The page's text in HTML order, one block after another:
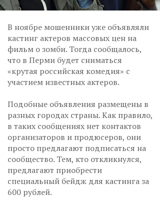
В ноябре мошенники уже объявляли
кастинг актеров массовых цен на
фильм о зомби. Тогда сообщалось,
что в Перми будет сниматься
«крутая российская комедия» с
участием известных актеров.
Подобные объявления размещены в
разных городах страны. Как правило,
в таких сообщениях нет контактов
организаторов и продюсеров, они
просто предлагают подписаться на
сообщество. Тем, кто откликнулся,
предлагают приобрести
специальный бейдж для кастинга за
600 рублей.